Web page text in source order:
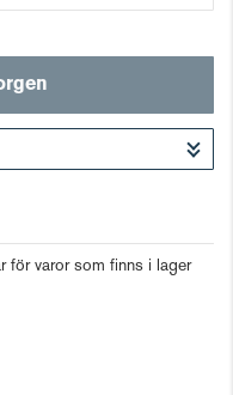
för varor som finns i lager